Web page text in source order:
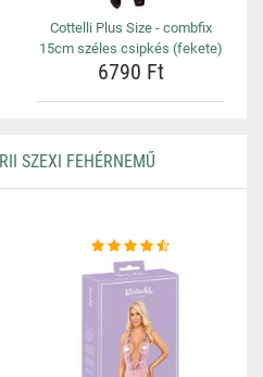
Cottelli Plus Size - combfix
15cm széles csipkés (fekete)
6790 Ft
SZEXI FEHÉRNEMŰ